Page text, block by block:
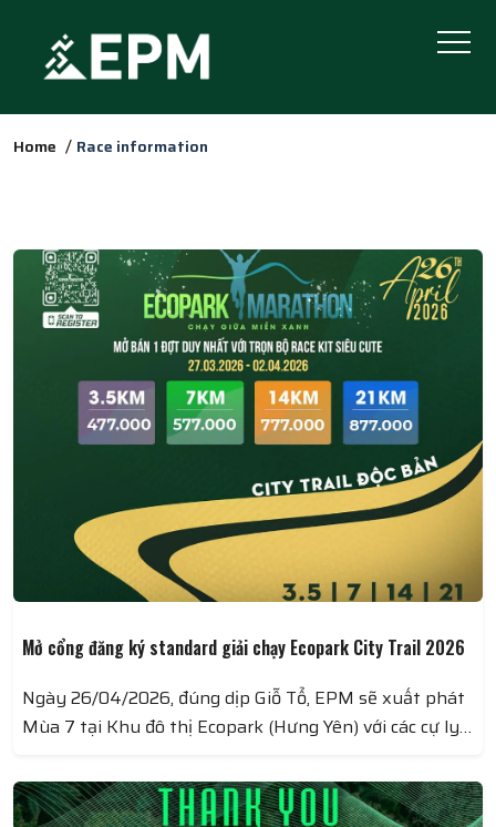
Home Race information
Mở cổng đăng ký standard giải chạy Ecopark City Trail 2026
Ngày 26/04/2026, đúng dịp Giỗ Tổ, EPM sẽ xuất phát
Mùa 7 tại Khu đô thị Ecopark (Hưng Yên) với các cự ly
chạy nào: 3.5KM - 7KM - 14KM - 21KM.